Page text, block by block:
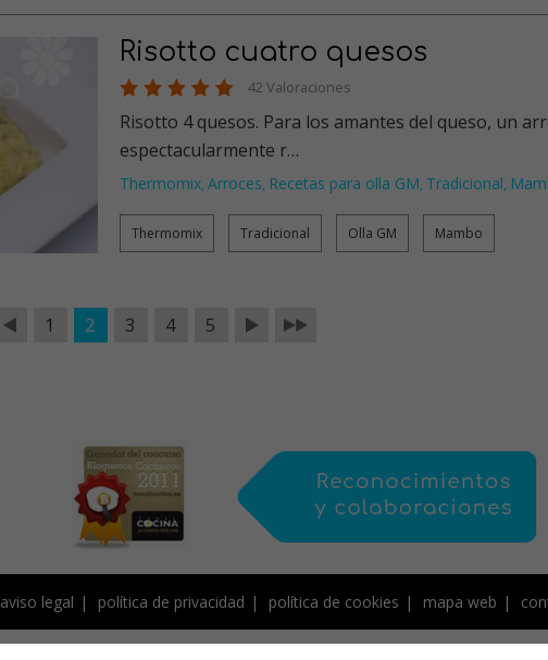
Risotto cuatro quesos
42 Valoraciones
Risotto 4 quesos. Para los amantes del queso, un arroz
espectacularmente r…
Thermomix, Arroces, Recetas para olla GM, Tradicional,
Thermomix Tradicional Olla GM Mambo
1 2 3 4 5
aviso legal política de privacidad política de cookies mapa web